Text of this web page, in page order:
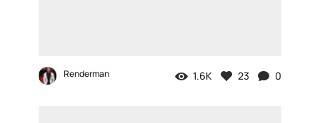
Renderman 1.6K 23 0